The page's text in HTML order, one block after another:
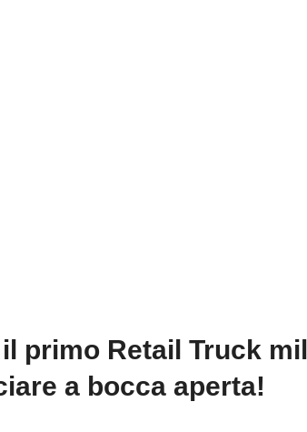
primo Retail Truck
a bocca aperta!